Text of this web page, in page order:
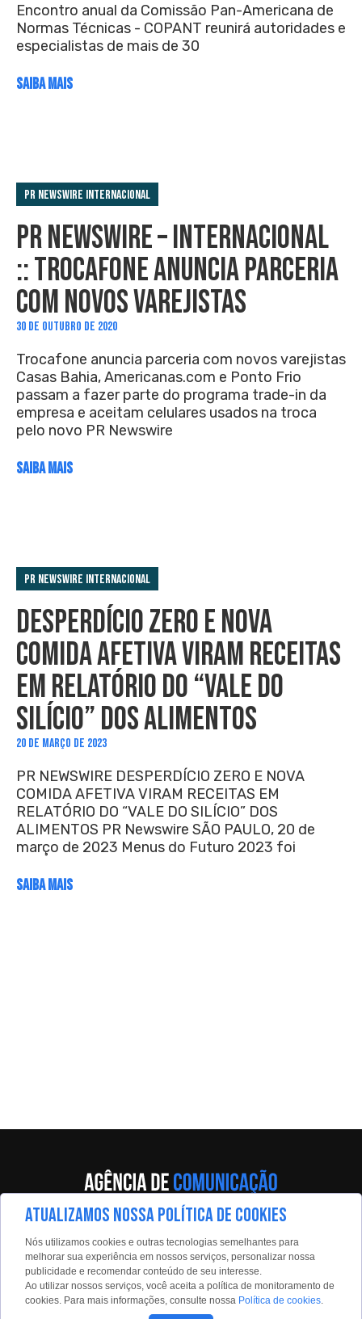
Encontro anual da Comissão Pan-Americana de
Normas Técnicas - COPANT reunirá autoridades e
especialistas de mais de 30
SAIBA MAIS
PR Newswire Internacional
PR NEWSWIRE – INTERNACIONAL
:: TROCAFONE ANUNCIA PARCERIA
COM NOVOS VAREJISTAS
30 DE OUTUBRO DE 2020
Trocafone anuncia parceria com novos varejistas
Casas Bahia, Americanas.com e Ponto Frio
passam a fazer parte do programa trade-in da
empresa e aceitam celulares usados na troca
pelo novo PR Newswire
SAIBA MAIS
PR Newswire Internacional
DESPERDÍCIO ZERO E NOVA
COMIDA AFETIVA VIRAM RECEITAS
EM RELATÓRIO DO “VALE DO
SILÍCIO” DOS ALIMENTOS
20 DE MARÇO DE 2023
PR NEWSWIRE DESPERDÍCIO ZERO E NOVA
COMIDA AFETIVA VIRAM RECEITAS EM
RELATÓRIO DO “VALE DO SILÍCIO” DOS
ALIMENTOS PR Newswire SÃO PAULO, 20 de
março de 2023 Menus do Futuro 2023 foi
SAIBA MAIS
Av. Eng. Caetano Álvares, 55 - 5º andar
Limão, São Paulo, 02598-900
Contato:
estadaoconteudo@estadao.com
ATUALIZAMOS NOSSA POLÍTICA DE COOKIES
Nós utilizamos cookies e outras tecnologias semelhantes para
melhorar sua experiência em nossos serviços, personalizar nossa
publicidade e recomendar conteúdo de seu interesse.
Ao utilizar nossos serviços, você aceita a política de monitoramento de
cookies. Para mais informações, consulte nossa Política de cookies.